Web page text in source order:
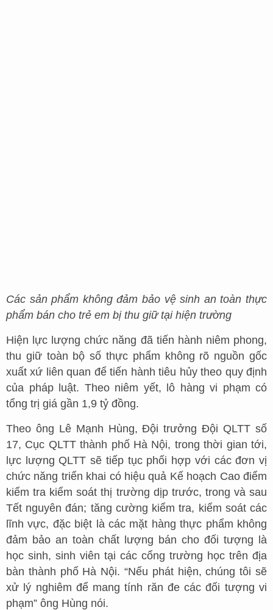
Các sản phẩm không đảm bảo vệ sinh an toàn thực
phẩm bán cho trẻ em bị thu giữ tại hiện trường
Hiện lực lượng chức năng đã tiến hành niêm phong,
thu giữ toàn bộ số thực phẩm không rõ nguồn gốc
xuất xứ liên quan để tiến hành tiêu hủy theo quy định
của pháp luật. Theo niêm yết, lô hàng vi phạm có
tổng trị giá gần 1,9 tỷ đồng.
Theo ông Lê Mạnh Hùng, Đội trưởng Đội QLTT số
17, Cục QLTT thành phố Hà Nội, trong thời gian tới,
lực lượng QLTT sẽ tiếp tục phối hợp với các đơn vị
chức năng triển khai có hiệu quả Kế hoạch Cao điểm
kiểm tra kiểm soát thị trường dịp trước, trong và sau
Tết nguyên đán; tăng cường kiểm tra, kiểm soát các
lĩnh vực, đặc biệt là các mặt hàng thực phẩm không
đảm bảo an toàn chất lượng bán cho đối tượng là
học sinh, sinh viên tại các cổng trường học trên địa
bàn thành phố Hà Nội. “Nếu phát hiện, chúng tôi sẽ
xử lý nghiêm để mang tính răn đe các đối tượng vi
phạm” ông Hùng nói.